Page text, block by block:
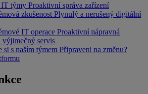
IT týmy Proaktivní správa zařízení
zkušenost Plynulý a nerušený digitální
IT operace Proaktivní nápravná
výjimečný servis
si s naším týmem Připraveni na změnu?